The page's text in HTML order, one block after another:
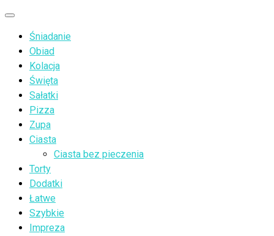
Przejdź
treści
Menu
Śniadanie
Obiad
Kolacja
Święta
Sałatki
Pizza
Zupa
Ciasta
Ciasta bez pieczenia
Torty
Dodatki
Łatwe
Szybkie
Impreza